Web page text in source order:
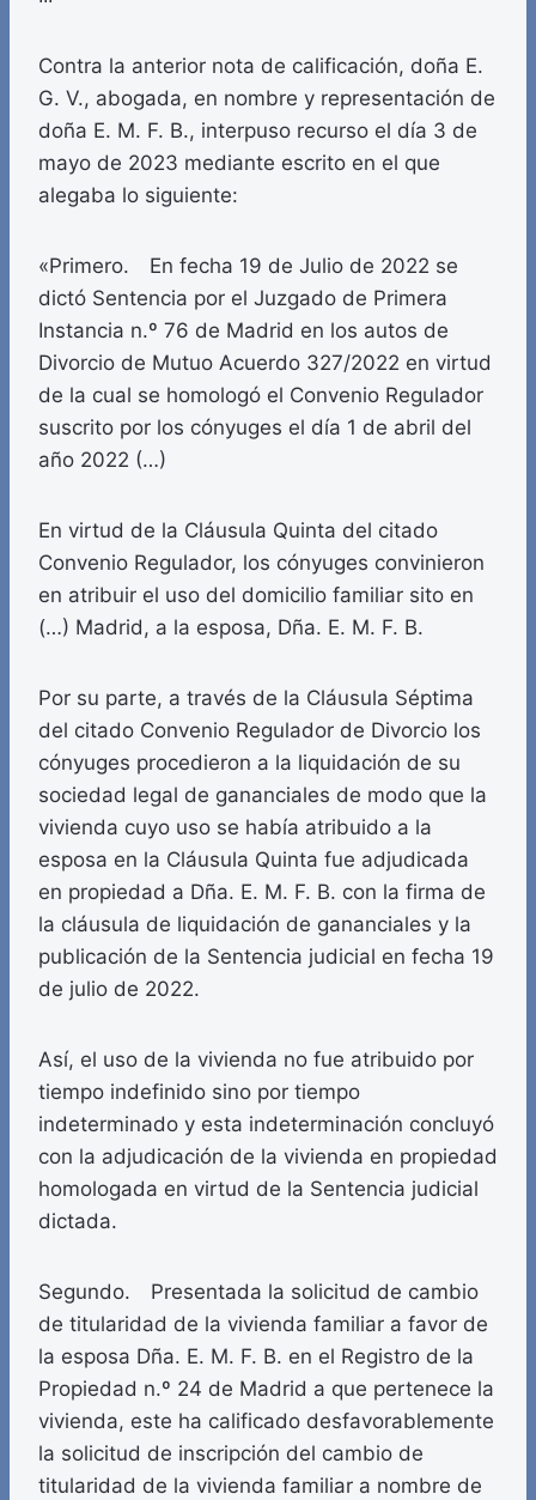
Contra la anterior nota de calificación, doña E.
G. V., abogada, en nombre y representación de
doña E. M. F. B., interpuso recurso el día 3 de
mayo de 2023 mediante escrito en el que
alegaba lo siguiente:
«Primero. En fecha 19 de Julio de 2022 se
dictó Sentencia por el Juzgado de Primera
Instancia n.º 76 de Madrid en los autos de
Divorcio de Mutuo Acuerdo 327/2022 en virtud
de la cual se homologó el Convenio Regulador
suscrito por los cónyuges el día 1 de abril del
año 2022 (…)
En virtud de la Cláusula Quinta del citado
Convenio Regulador, los cónyuges convinieron
en atribuir el uso del domicilio familiar sito en
(…) Madrid, a la esposa, Dña. E. M. F. B.
Por su parte, a través de la Cláusula Séptima
del citado Convenio Regulador de Divorcio los
cónyuges procedieron a la liquidación de su
sociedad legal de gananciales de modo que la
vivienda cuyo uso se había atribuido a la
esposa en la Cláusula Quinta fue adjudicada
en propiedad a Dña. E. M. F. B. con la firma de
la cláusula de liquidación de gananciales y la
publicación de la Sentencia judicial en fecha 19
de julio de 2022.
Así, el uso de la vivienda no fue atribuido por
tiempo indefinido sino por tiempo
indeterminado y esta indeterminación concluyó
con la adjudicación de la vivienda en propiedad
homologada en virtud de la Sentencia judicial
dictada.
Segundo. Presentada la solicitud de cambio
de titularidad de la vivienda familiar a favor de
la esposa Dña. E. M. F. B. en el Registro de la
Propiedad n.º 24 de Madrid a que pertenece la
vivienda, este ha calificado desfavorablemente
la solicitud de inscripción del cambio de
titularidad de la vivienda familiar a nombre de